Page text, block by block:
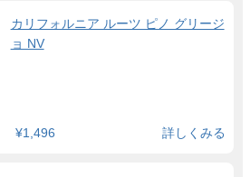
カリフォルニア ルーツ ピノ グリージ
ョ NV
¥1,496 詳しくみる